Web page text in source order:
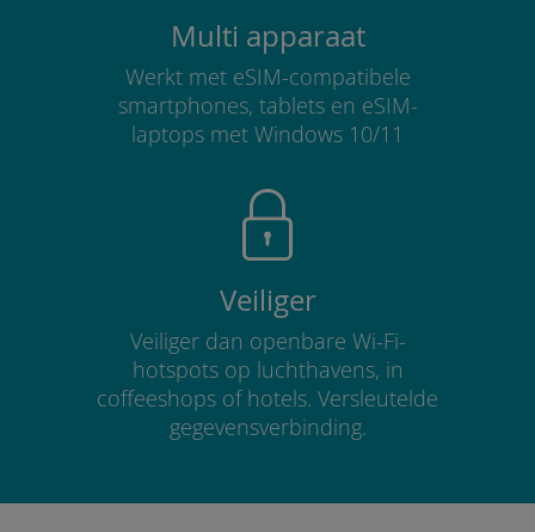
Multi apparaat
Werkt met eSIM-compatibele
smartphones, tablets en eSIM-
laptops met Windows 10/11
Veiliger
Veiliger dan openbare Wi-Fi-
hotspots op luchthavens, in
coffeeshops of hotels. Versleutelde
gegevensverbinding.